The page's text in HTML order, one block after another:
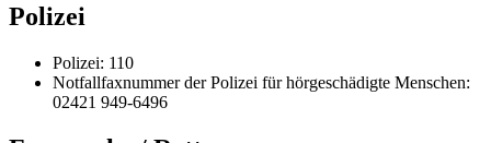
Polizei
Polizei: 110
Notfallfaxnummer der Polizei für hörgeschädigte Menschen:
02421 949-6496